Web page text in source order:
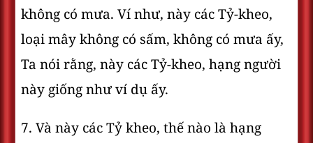
không có mưa. Ví như, này các Tỷ-kheo,
loại mây không có sấm, không có mưa ấy,
Ta nói rằng, này các Tỷ-kheo, hạng người
này giống như ví dụ ấy.
7. Và này các Tỷ kheo, thế nào là hạng